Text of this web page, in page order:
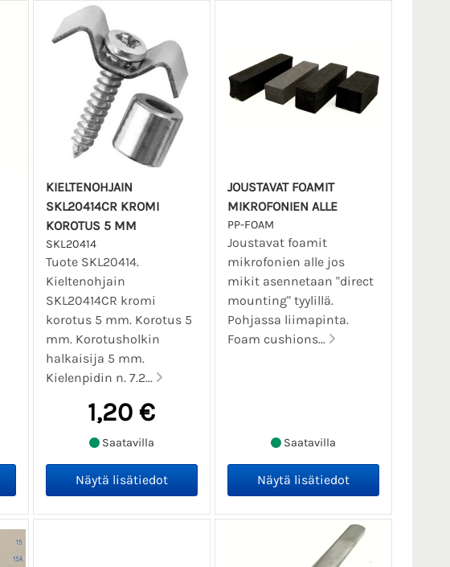
KIELTENOHJAIN
SKL20414CR KROMI
KOROTUS 5 MM
SKL20414
Tuote SKL20414.
Kieltenohjain
SKL20414CR kromi
korotus 5 mm. Korotus 5
mm. Korotusholkin
halkaisija 5 mm.
Kielenpidin n. 7.2...
1,20 €
Saatavilla
JOUSTAVAT FOAMIT
MIKROFONIEN ALLE
PP-FOAM
Joustavat foamit
mikrofonien alle jos
mikit asennetaan "direct
mounting" tyylillä.
Pohjassa liimapinta.
Foam cushions...
Saatavilla